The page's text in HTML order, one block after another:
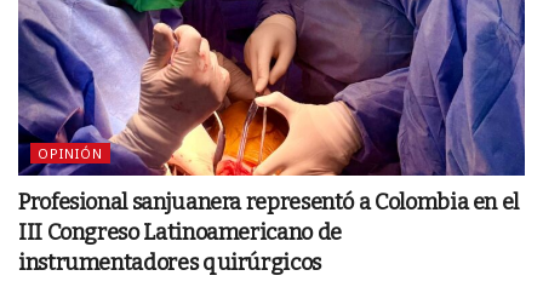
OPINIÓN
Profesional sanjuanera representó a Colombia en el
III Congreso Latinoamericano de
instrumentadores quirúrgicos